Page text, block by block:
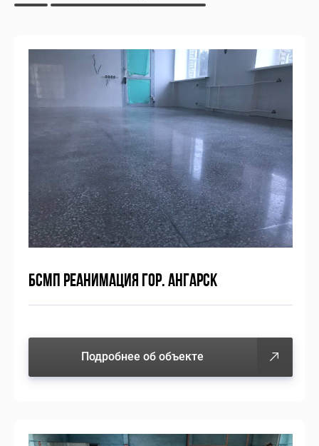
БСМП РЕАНИМАЦИЯ ГОР. АНГАРСК
Подробнее об объекте